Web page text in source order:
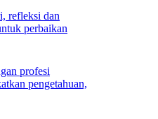
refleksi dan
perbaikan
profesi
pengetahuan,